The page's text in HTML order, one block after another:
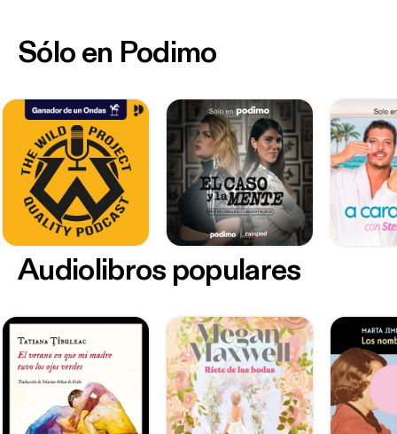
Sólo en Podimo
Audiolibros populares